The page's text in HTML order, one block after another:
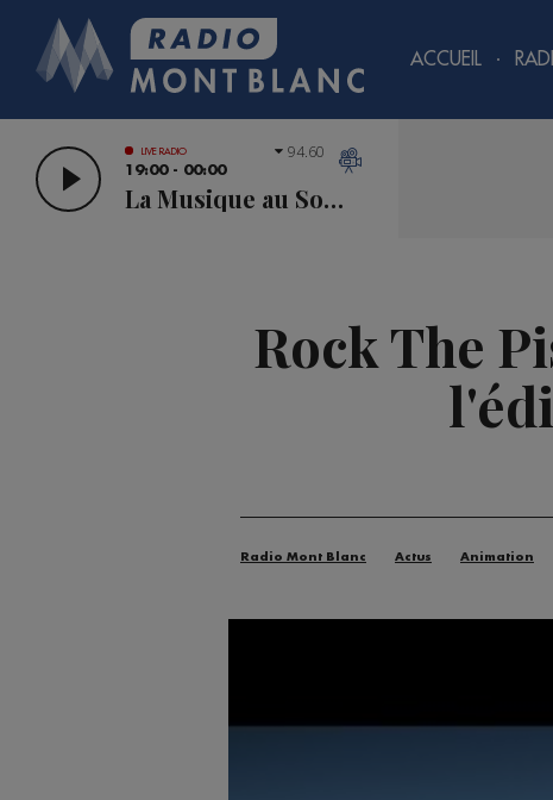
ACCUEIL
LIVE RADIO
19:00 - 00:00
La Musique au Sommet
94.60
Rock The
Radio Mont Blanc Actus Animation